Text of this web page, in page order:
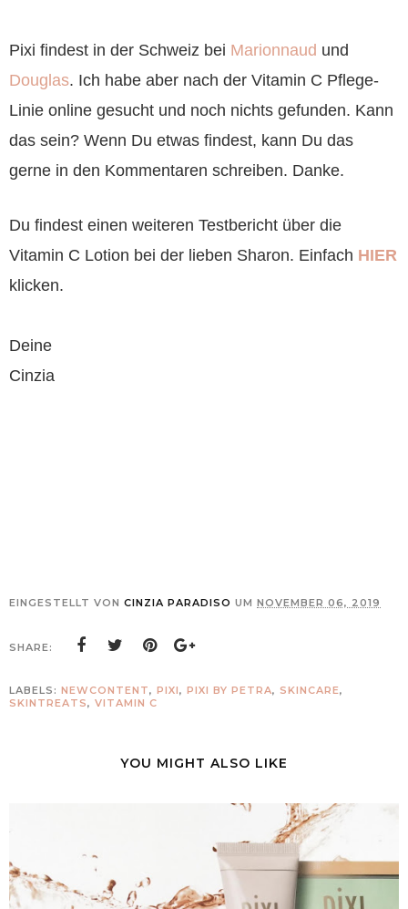
Pixi findest in der Schweiz bei Marionnaud und
Douglas. Ich habe aber nach der Vitamin C Pflege-
Linie online gesucht und noch nichts gefunden. Kann
das sein? Wenn Du etwas findest, kann Du das
gerne in den Kommentaren schreiben. Danke.
Du findest einen weiteren Testbericht über die
Vitamin C Lotion bei der lieben Sharon. Einfach HIER
klicken.
Deine
Cinzia
EINGESTELLT VON CINZIA PARADISO UM NOVEMBER 06, 2019
SHARE:
LABELS: NEWCONTENT, PIXI, PIXI BY PETRA, SKINCARE,
SKINTREATS, VITAMIN C
YOU MIGHT ALSO LIKE